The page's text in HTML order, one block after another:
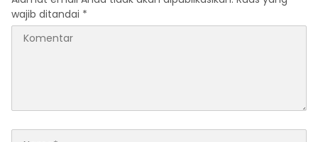
wajib ditandai *